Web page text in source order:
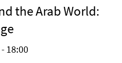
the Arab World:
18:00